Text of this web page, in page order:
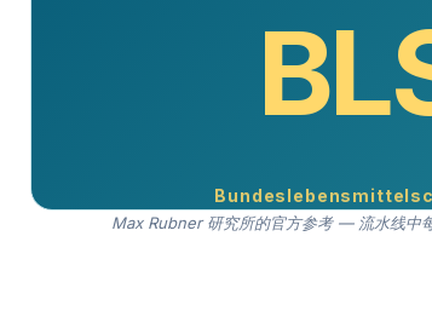
Max Rubner 研究所的官方参考 — 流水线中